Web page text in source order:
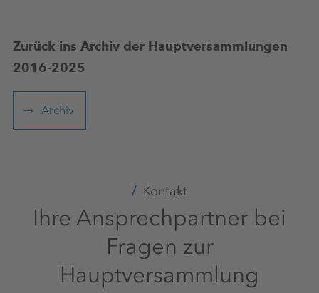
Zurück ins Archiv der Hauptversammlungen
2016-2025
Archiv
Kontakt
Ihre Ansprechpartner bei
Fragen zur
Hauptversammlung